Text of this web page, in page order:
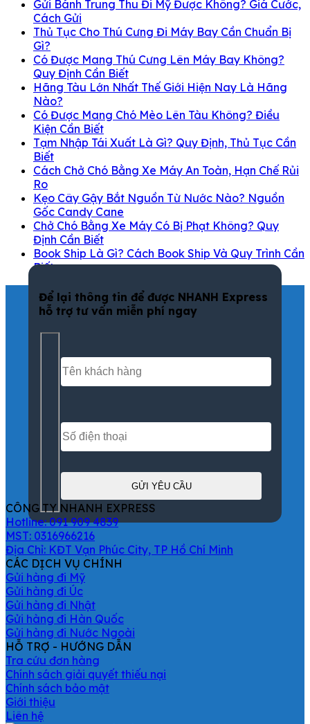
Gửi Bánh Trung Thu Đi Mỹ Được Không? Giá Cước,
Cách Gửi
Thủ Tục Cho Thú Cưng Đi Máy Bay Cần Chuẩn Bị
Gì?
Có Được Mang Thú Cưng Lên Máy Bay Không?
Quy Định Cần Biết
Hãng Tàu Lớn Nhất Thế Giới Hiện Nay Là Hãng
Nào?
Có Được Mang Chó Mèo Lên Tàu Không? Điều
Kiện Cần Biết
Tạm Nhập Tái Xuất Là Gì? Quy Định, Thủ Tục Cần
Biết
Cách Chở Chó Bằng Xe Máy An Toàn, Hạn Chế Rủi
Ro
Kẹo Cây Gậy Bắt Nguồn Từ Nước Nào? Nguồn
Gốc Candy Cane
Chở Chó Bằng Xe Máy Có Bị Phạt Không? Quy
Định Cần Biết
Book Ship Là Gì? Cách Book Ship Và Quy Trình Cần
Biết
Để lại thông tin để được NHANH Express
hỗ trợ tư vấn miễn phí ngay
CÔNG TY NHANH EXPRESS
Hotline: 091 909 4839
MST: 0316966216
Địa Chỉ: KĐT Vạn Phúc City, TP Hồ Chí Minh
CÁC DỊCH VỤ CHÍNH
Gửi hàng đi Mỹ
Gửi hàng đi Úc
Gửi hàng đi Nhật
Gửi hàng đi Hàn Quốc
Gửi hàng đi Nước Ngoài
HỖ TRỢ - HƯỚNG DẪN
Tra cứu đơn hàng
Chính sách giải quyết thiếu nại
Chính sách bảo mật
Giới thiệu
Liên hệ